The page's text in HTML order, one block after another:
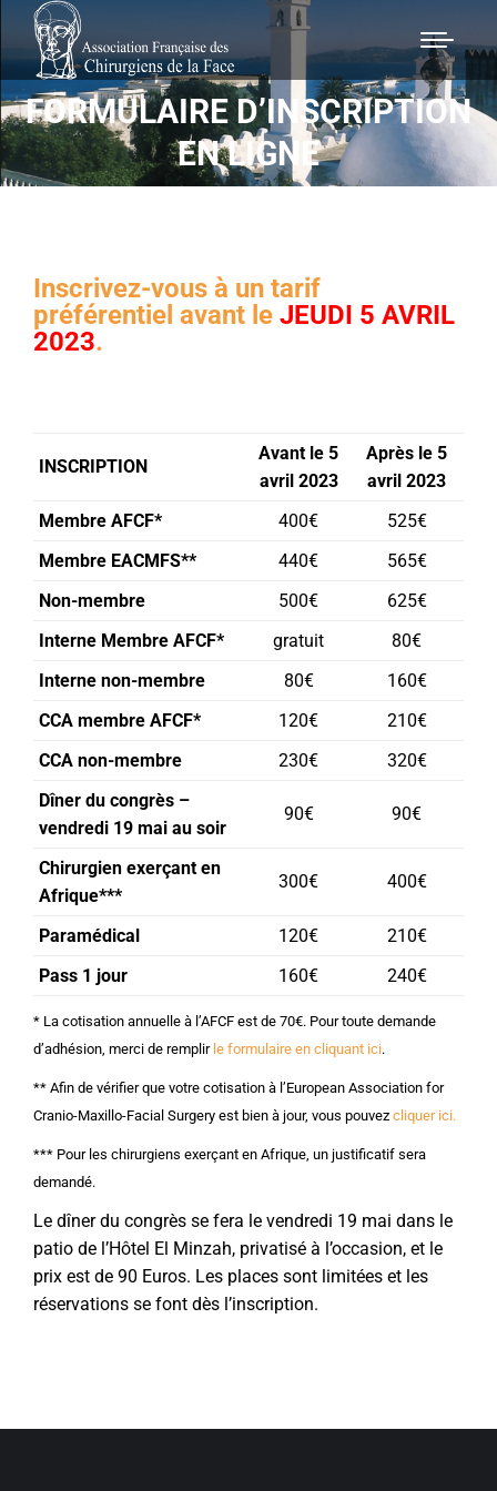
FORMULAIRE D’INSCRIPTION
EN LIGNE
Vous êtes ici :
Inscrivez-vous à un tarif
préférentiel avant le JEUDI 5 AVRIL
2023.
INSCRIPTION
Avant le 5
avril 2023
Après le 5
avril 2023
Membre AFCF*
400€
525€
Membre EACMFS**
440€
565€
Non-membre
500€
625€
Interne Membre AFCF*
gratuit
80€
Interne non-membre
80€
160€
CCA membre AFCF*
120€
210€
CCA non-membre
230€
320€
Dîner du congrès –
vendredi 19 mai au soir
90€ 90€
Chirurgien exerçant en
Afrique***
300€ 400€
Paramédical 120€
210€
Pass 1 jour
160€ 240€
* La cotisation annuelle à l’AFCF est de 70€. Pour toute demande
d’adhésion, merci de remplir le formulaire en cliquant ici.
** Afin de vérifier que votre cotisation à l’European Association for
Cranio-Maxillo-Facial Surgery est bien à jour, vous pouvez cliquer ici.
*** Pour les chirurgiens exerçant en Afrique, un justificatif sera
demandé.
Le dîner du congrès se fera le vendredi 19 mai dans le
patio de l’Hôtel El Minzah, privatisé à l’occasion, et le
prix est de 90 Euros. Les places sont limitées et les
réservations se font dès l’inscription.